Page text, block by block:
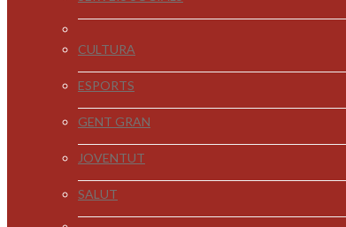
CULTURA
ESPORTS
GENT GRAN
JOVENTUT
SALUT